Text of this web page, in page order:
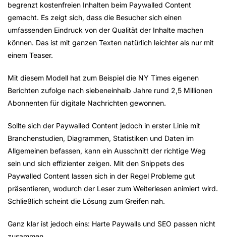
begrenzt kostenfreien Inhalten beim Paywalled Content
gemacht. Es zeigt sich, dass die Besucher sich einen
umfassenden Eindruck von der Qualität der Inhalte machen
können. Das ist mit ganzen Texten natürlich leichter als nur mit
einem Teaser.
Mit diesem Modell hat zum Beispiel die NY Times eigenen
Berichten zufolge nach siebeneinhalb Jahre rund 2,5 Millionen
Abonnenten für digitale Nachrichten gewonnen.
Sollte sich der Paywalled Content jedoch in erster Linie mit
Branchenstudien, Diagrammen, Statistiken und Daten im
Allgemeinen befassen, kann ein Ausschnitt der richtige Weg
sein und sich effizienter zeigen. Mit den Snippets des
Paywalled Content lassen sich in der Regel Probleme gut
präsentieren, wodurch der Leser zum Weiterlesen animiert wird.
Schließlich scheint die Lösung zum Greifen nah.
Ganz klar ist jedoch eins: Harte Paywalls und SEO passen nicht